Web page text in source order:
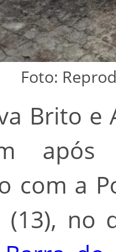
Foto:
Brito e
com a
(13), no